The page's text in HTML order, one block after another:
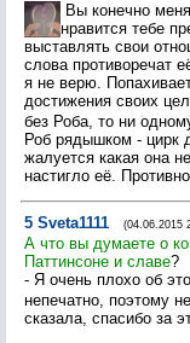
Вы конечно
нравится тебе
выставлять свои
слова противоречат
я не верю.
достижения своих
без Роба, то ни
Роб рядышком - цирк
жалуется какая она
настигло её.
5 Sveta1111 (04.06.2015
А что вы думаете о
Паттинсоне и славе?
- Я очень плохо об
непечатно, поэтому
сказала, спасибо за